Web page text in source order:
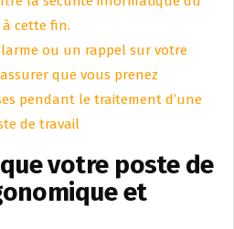
cette fin.
ou un rappel sur votre
que vous prenez
pendant le traitement d’une
de travail
votre poste de
et